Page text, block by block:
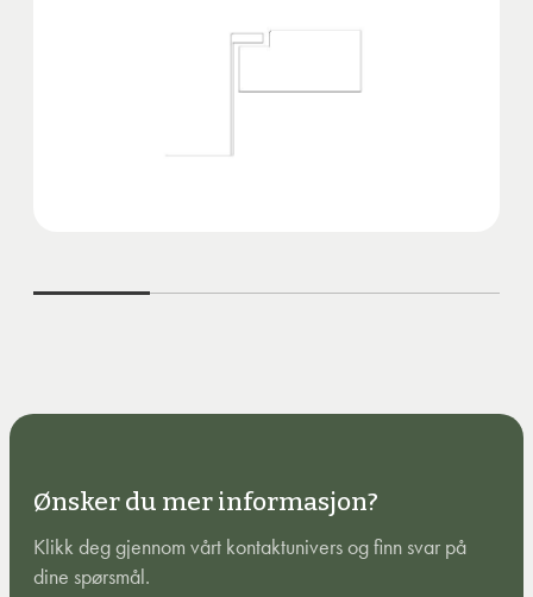
Ønsker du mer informasjon?
Klikk deg gjennom vårt kontaktunivers og finn svar på
dine spørsmål.